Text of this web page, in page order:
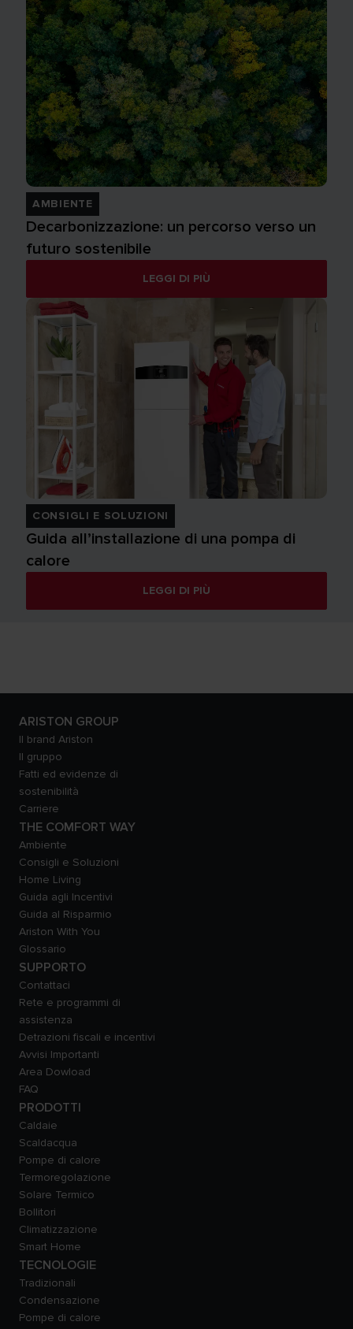
AMBIENTE
Decarbonizzazione: un percorso verso un
futuro sostenibile
LEGGI DI PIÙ
CONSIGLI E SOLUZIONI
Guida all’installazione di una pompa di
calore
LEGGI DI PIÙ
ARISTON GROUP
Il brand Ariston
Il gruppo
Fatti ed evidenze di
sostenibilità
Carriere
THE COMFORT WAY
Ambiente
Consigli e Soluzioni
Home Living
Guida agli Incentivi
Guida al Risparmio
Ariston With You
Glossario
SUPPORTO
Contattaci
Rete e programmi di
assistenza
Detrazioni fiscali e incentivi
Avvisi Importanti
Area Dowload
FAQ
PRODOTTI
Caldaie
Scaldacqua
Pompe di calore
Termoregolazione
Solare Termico
Bollitori
Climatizzazione
Smart Home
TECNOLOGIE
Tradizionali
Condensazione
Pompe di calore